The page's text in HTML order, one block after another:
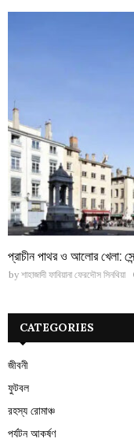
প্রাচীন পাথর ও আলোর খেলা:
by শাহাজাদী ফাবিয়ানা ফেরদৌস সিনথিয়া
CATEGORIES
জীবনী
ফুটবল
রহস্য রোমাঞ্চ
পর্যটন আকর্ষণ